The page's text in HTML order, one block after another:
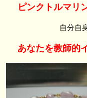
ピンクトルマリ
自分自
あなたを教師的